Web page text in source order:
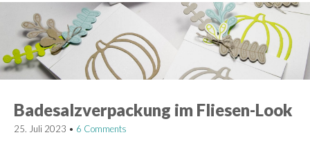
Badesalzverpackung im Fliesen-Look
25. Juli 2023 • 6 Comments